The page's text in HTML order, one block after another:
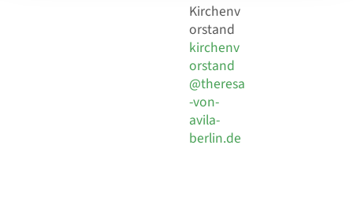
Kirchenv
orstand
kirchenv
orstand
@theresa
-von-
avila-
berlin.de